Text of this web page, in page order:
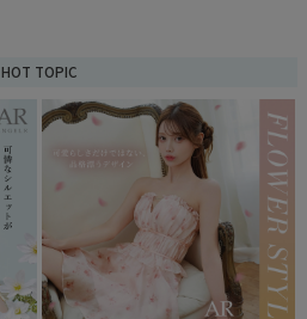
HOT TOPIC